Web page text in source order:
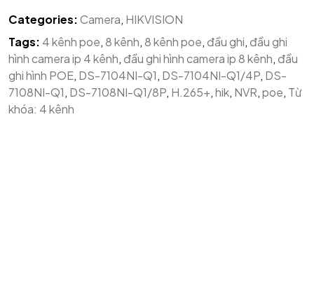
Categories:Camera, HIKVISION
Tags: 4 kênh poe,8 kênh,8 kênh poe, đầu ghi, đầu ghi
hình camera ip 4 kênh, đầu ghi hình camera ip 8 kênh, đầu
ghi hình POE, DS-7104NI-Q1, DS-7104NI-Q1/4P, DS-
7108NI-Q1, DS-7108NI-Q1/8P, H.265+,hik, NVR,poe, Từ
khóa: 4 kênh